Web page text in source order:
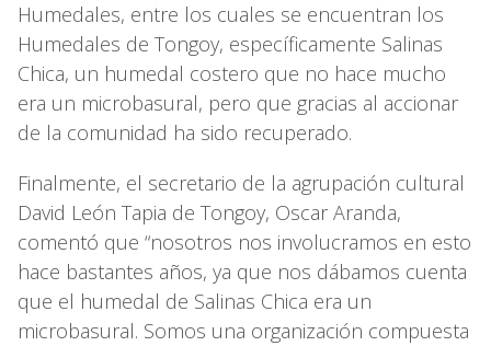
Humedales, entre los cuales se encuentran los
Humedales de Tongoy, específicamente Salinas
Chica, un humedal costero que no hace mucho
era un microbasural, pero que gracias al accionar
de la comunidad ha sido recuperado.
Finalmente, el secretario de la agrupación cultural
David León Tapia de Tongoy, Oscar Aranda,
comentó que “nosotros nos involucramos en esto
hace bastantes años, ya que nos dábamos cuenta
que el humedal de Salinas Chica era un
microbasural. Somos una organización compuesta